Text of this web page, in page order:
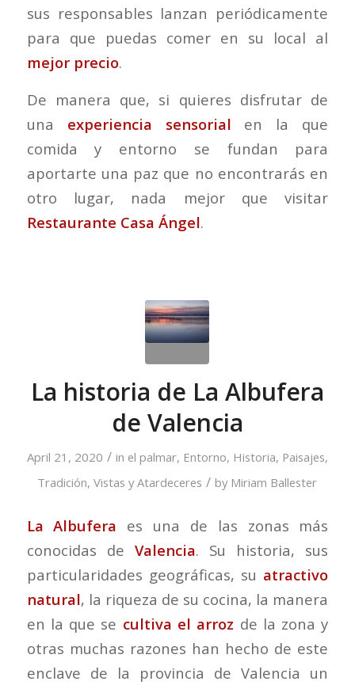
sus responsables lanzan periódicamente
para que puedas comer en su local al
mejor precio.
De manera que, si quieres disfrutar de
una experiencia sensorial en la que
comida y entorno se fundan para
aportarte una paz que no encontrarás en
otro lugar, nada mejor que visitar
Restaurante Casa Ángel.
La historia de La Albufera
de Valencia
April 21, 2020 / in el palmar, Entorno, Historia, Paisajes,
Tradición,Vistas y Atardeceres / by Miriam Ballester
La Albufera es una de las zonas más
conocidas de Valencia. Su historia, sus
particularidades geográficas, su atractivo
natural, la riqueza de su cocina, la manera
en la que se cultiva el arroz de la zona y
otras muchas razones han hecho de este
enclave de la provincia de Valencia un